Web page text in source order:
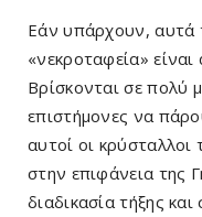
Εάν υπάρχουν, αυτά
«νεκροταφεία»
Βρίσκονται σε πολύ
επιστήμονες να
αυτοί οι
στην επιφάνεια της
διαδικασία τήξης